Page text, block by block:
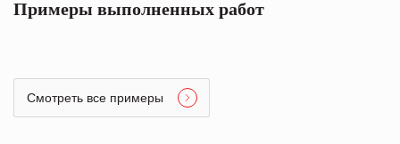
Примеры выполненных работ
Смотреть все примеры